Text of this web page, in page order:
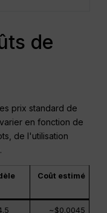
de
prix standard de
en fonction de
de l'utilisation
Coût estimé
~$0.0045